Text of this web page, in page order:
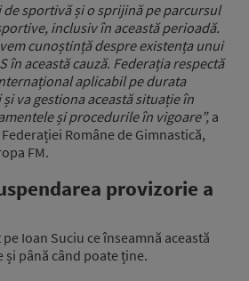
de sportivă și o sprijină pe parcursul
inclusiv în această perioadă.
cunoștință despre existența unui
în această cauză. Federația respectă
aplicabil pe durata
va gestiona această situație în
și procedurile în vigoare”, a
Române de Gimnastică,
FM.
provizorie a
Ioan Suciu ce înseamnă această
până când poate ține.